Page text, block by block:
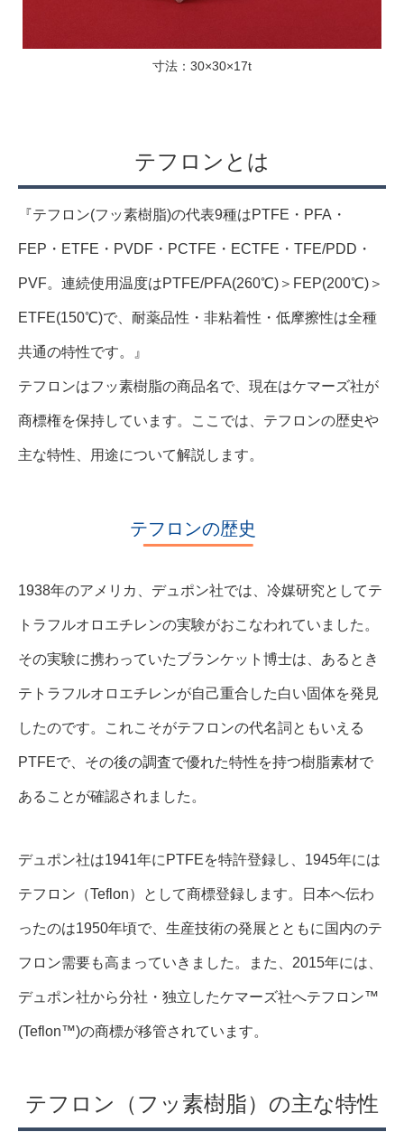
寸法：30×30×17t
テフロンとは
『テフロン(フッ素樹脂)の代表9種はPTFE・PFA・
FEP・ETFE・PVDF・PCTFE・ECTFE・TFE/PDD・
PVF。連続使用温度はPTFE/PFA(260℃)＞FEP(200℃)＞
ETFE(150℃)で、耐薬品性・非粘着性・低摩擦性は全種
共通の特性です。』
テフロンはフッ素樹脂の商品名で、現在はケマーズ社が
商標権を保持しています。ここでは、テフロンの歴史や
主な特性、用途について解説します。
テフロンの歴史
1938年のアメリカ、デュポン社では、冷媒研究としてテ
トラフルオロエチレンの実験がおこなわれていました。
その実験に携わっていたブランケット博士は、あるとき
テトラフルオロエチレンが自己重合した白い固体を発見
したのです。これこそがテフロンの代名詞ともいえる
PTFEで、その後の調査で優れた特性を持つ樹脂素材で
あることが確認されました。
デュポン社は1941年にPTFEを特許登録し、1945年には
テフロン（Teflon）として商標登録します。日本へ伝わ
ったのは1950年頃で、生産技術の発展とともに国内のテ
フロン需要も高まっていきました。また、2015年には、
デュポン社から分社・独立したケマーズ社へテフロン™
(Teflon™)の商標が移管されています。
テフロン（フッ素樹脂）の主な特性